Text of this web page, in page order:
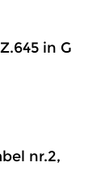
in G
nr.2,